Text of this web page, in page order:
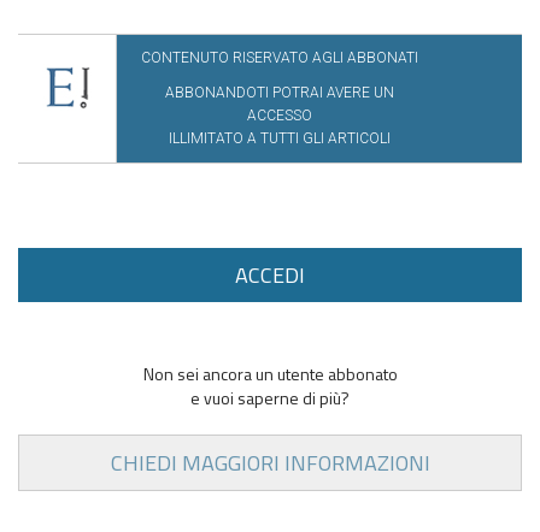
CONTENUTO RISERVATO AGLI ABBONATI
ABBONANDOTI POTRAI AVERE UN
ACCESSO
ILLIMITATO A TUTTI GLI ARTICOLI
ACCEDI
Non sei ancora un utente abbonato
e vuoi saperne di più?
CHIEDI MAGGIORI INFORMAZIONI